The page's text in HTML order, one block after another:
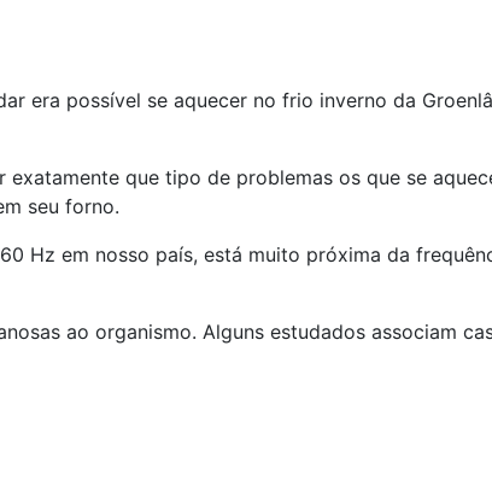
era possível se aquecer no frio inverno da
que tipo de problemas os que se
seu forno.
Hz em nosso país, está muito próxima da
ao organismo. Alguns estudados associam